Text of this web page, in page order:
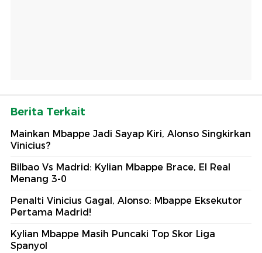
Berita Terkait
Mainkan Mbappe Jadi Sayap Kiri, Alonso Singkirkan
Vinicius?
Bilbao Vs Madrid: Kylian Mbappe Brace, El Real
Menang 3-0
Penalti Vinicius Gagal, Alonso: Mbappe Eksekutor
Pertama Madrid!
Kylian Mbappe Masih Puncaki Top Skor Liga
Spanyol